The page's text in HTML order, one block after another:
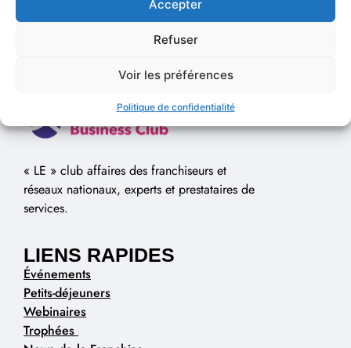
Accepter
Refuser
Voir les préférences
Politique de confidentialité
« LE » club affaires des franchiseurs et
réseaux nationaux, experts et prestataires de
services.
LIENS RAPIDES
Événements
Petits-déjeuners
Webinaires
Trophées